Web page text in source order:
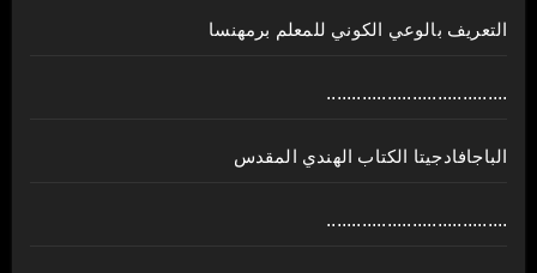
ﺍﻟﺘﻌﺮﻳﻒ ﺑﺎﻟﻮﻋﻲ ﺍﻟﻜﻮﻧﻲ للمعلم برمهنسا
....................................
الباجافادجيتا الكتاب الهندي المقدس
....................................